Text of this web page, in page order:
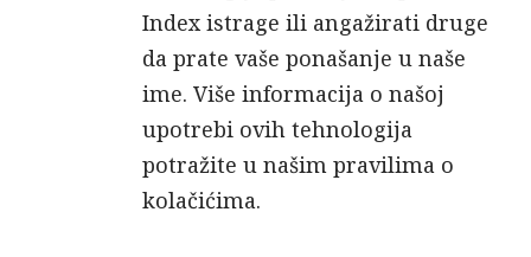
Index istrage ili angažirati druge
da prate vaše ponašanje u naše
ime. Više informacija o našoj
upotrebi ovih tehnologija
potražite u našim pravilima o
kolačićima.